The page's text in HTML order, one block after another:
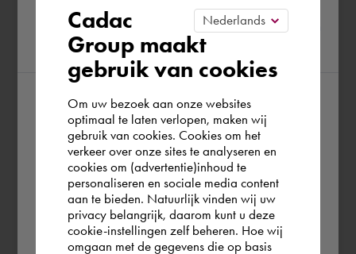
Please confirm your current
region
According to us you are situated in Rest of
the world. Please confirm in which country
you wish to shop.
Österreich
Cadac
Group maakt
gebruik van cookies
Om uw bezoek aan onze websites
optimaal te laten verlopen, maken wij
gebruik van cookies. Cookies om het
verkeer over onze sites te analyseren en
cookies om (advertentie)inhoud te
personaliseren en sociale media content
aan te bieden. Natuurlijk vinden wij uw
privacy belangrijk, daarom kunt u deze
cookie-instellingen zelf beheren. Hoe wij
omgaan met de gegevens die op basis